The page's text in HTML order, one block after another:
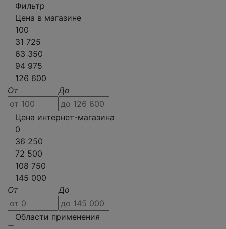
Фильтр
Цена в магазине
100
31 725
63 350
94 975
126 600
От
До
Цена интернет-магазина
0
36 250
72 500
108 750
145 000
От
До
Области применения